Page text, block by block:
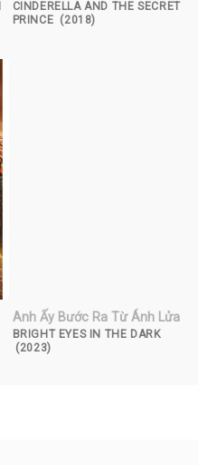
CINDERELLA AND THE SECRET
PRINCE (2018)
Anh Ấy Bước Ra Từ Ánh Lửa
BRIGHT EYES IN THE DARK
(2023)